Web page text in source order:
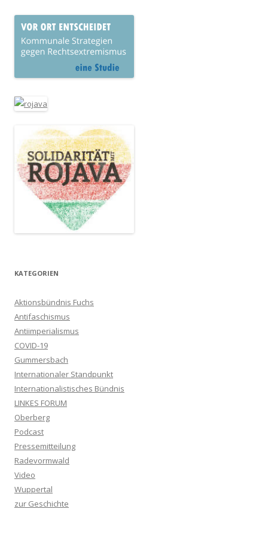
KATEGORIEN
Aktionsbündnis Fuchs
Antifaschismus
Antiimperialismus
COVID-19
Gummersbach
Internationaler Standpunkt
Internationalistisches Bündnis
LINKES FORUM
Oberberg
Podcast
Pressemitteilung
Radevormwald
Video
Wuppertal
zur Geschichte